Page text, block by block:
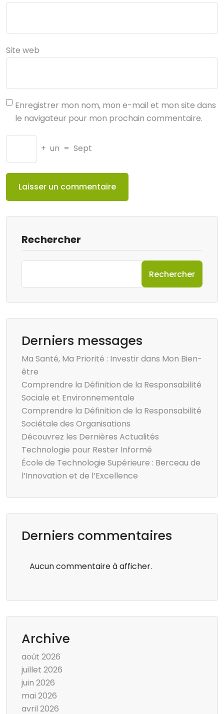
Site web
Enregistrer mon nom, mon e-mail et mon site dans
le navigateur pour mon prochain commentaire.
+ un = Sept
Rechercher
Rechercher
Derniers messages
Ma Santé, Ma Priorité : Investir dans Mon Bien-
être
Comprendre la Définition de la Responsabilité
Sociale et Environnementale
Comprendre la Définition de la Responsabilité
Sociétale des Organisations
Découvrez les Dernières Actualités
Technologie pour Rester Informé
École de Technologie Supérieure : Berceau de
l’Innovation et de l’Excellence
Derniers commentaires
Aucun commentaire à afficher.
Archive
août 2026
juillet 2026
juin 2026
mai 2026
avril 2026